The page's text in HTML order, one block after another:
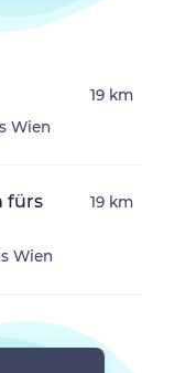
Wien
19 km
fürs
Wien
19 km